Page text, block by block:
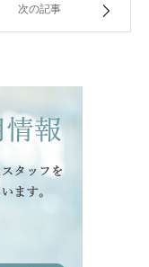
次の記事